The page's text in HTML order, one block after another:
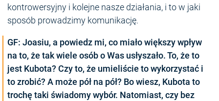
kontrowersyjny i kolejne nasze działania, i to w jaki
sposób prowadzimy komunikację.
GF: Joasiu, a powiedz mi, co miało większy wpływ
na to, że tak wiele osób o Was usłyszało. To, że to
jest Kubota? Czy to, że umieliście to wykorzystać i
to zrobić? A może pół na pół? Bo wiesz, Kubota to
trochę taki świadomy wybór. Natomiast, czy bez